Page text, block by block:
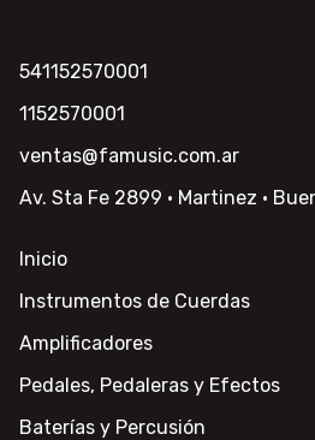
541152570001
1152570001
ventas@famusic.com.ar
Av. Sta Fe 2899 · Martinez ·
Inicio
Instrumentos de Cuerdas
Amplificadores
Pedales, Pedaleras y Efectos
Baterías y Percusión